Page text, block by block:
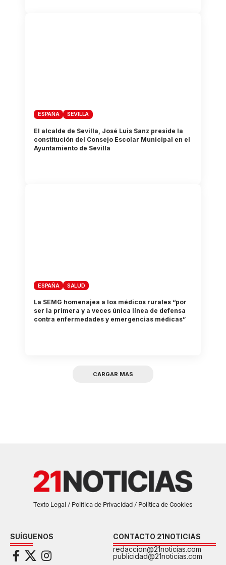
ESPAÑA SEVILLA
El alcalde de Sevilla, José Luis Sanz preside la
constitución del Consejo Escolar Municipal en el
Ayuntamiento de Sevilla
ESPAÑA SALUD
La SEMG homenajea a los médicos rurales “por
ser la primera y a veces única línea de defensa
contra enfermedades y emergencias médicas”
CARGAR MAS
Texto Legal / Política de Privacidad / Política de Cookies
SUÍGUENOS
CONTACTO 21NOTICIAS
redaccion@21noticias.com
publicidad@21noticias.com